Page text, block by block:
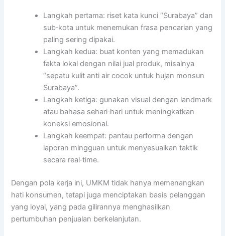
Langkah pertama: riset kata kunci “Surabaya” dan
sub‑kota untuk menemukan frasa pencarian yang
paling sering dipakai.
Langkah kedua: buat konten yang memadukan
fakta lokal dengan nilai jual produk, misalnya
“sepatu kulit anti air cocok untuk hujan monsun
Surabaya”.
Langkah ketiga: gunakan visual dengan landmark
atau bahasa sehari‑hari untuk meningkatkan
koneksi emosional.
Langkah keempat: pantau performa dengan
laporan mingguan untuk menyesuaikan taktik
secara real‑time.
Dengan pola kerja ini, UMKM tidak hanya memenangkan
hati konsumen, tetapi juga menciptakan basis pelanggan
yang loyal, yang pada gilirannya menghasilkan
pertumbuhan penjualan berkelanjutan.